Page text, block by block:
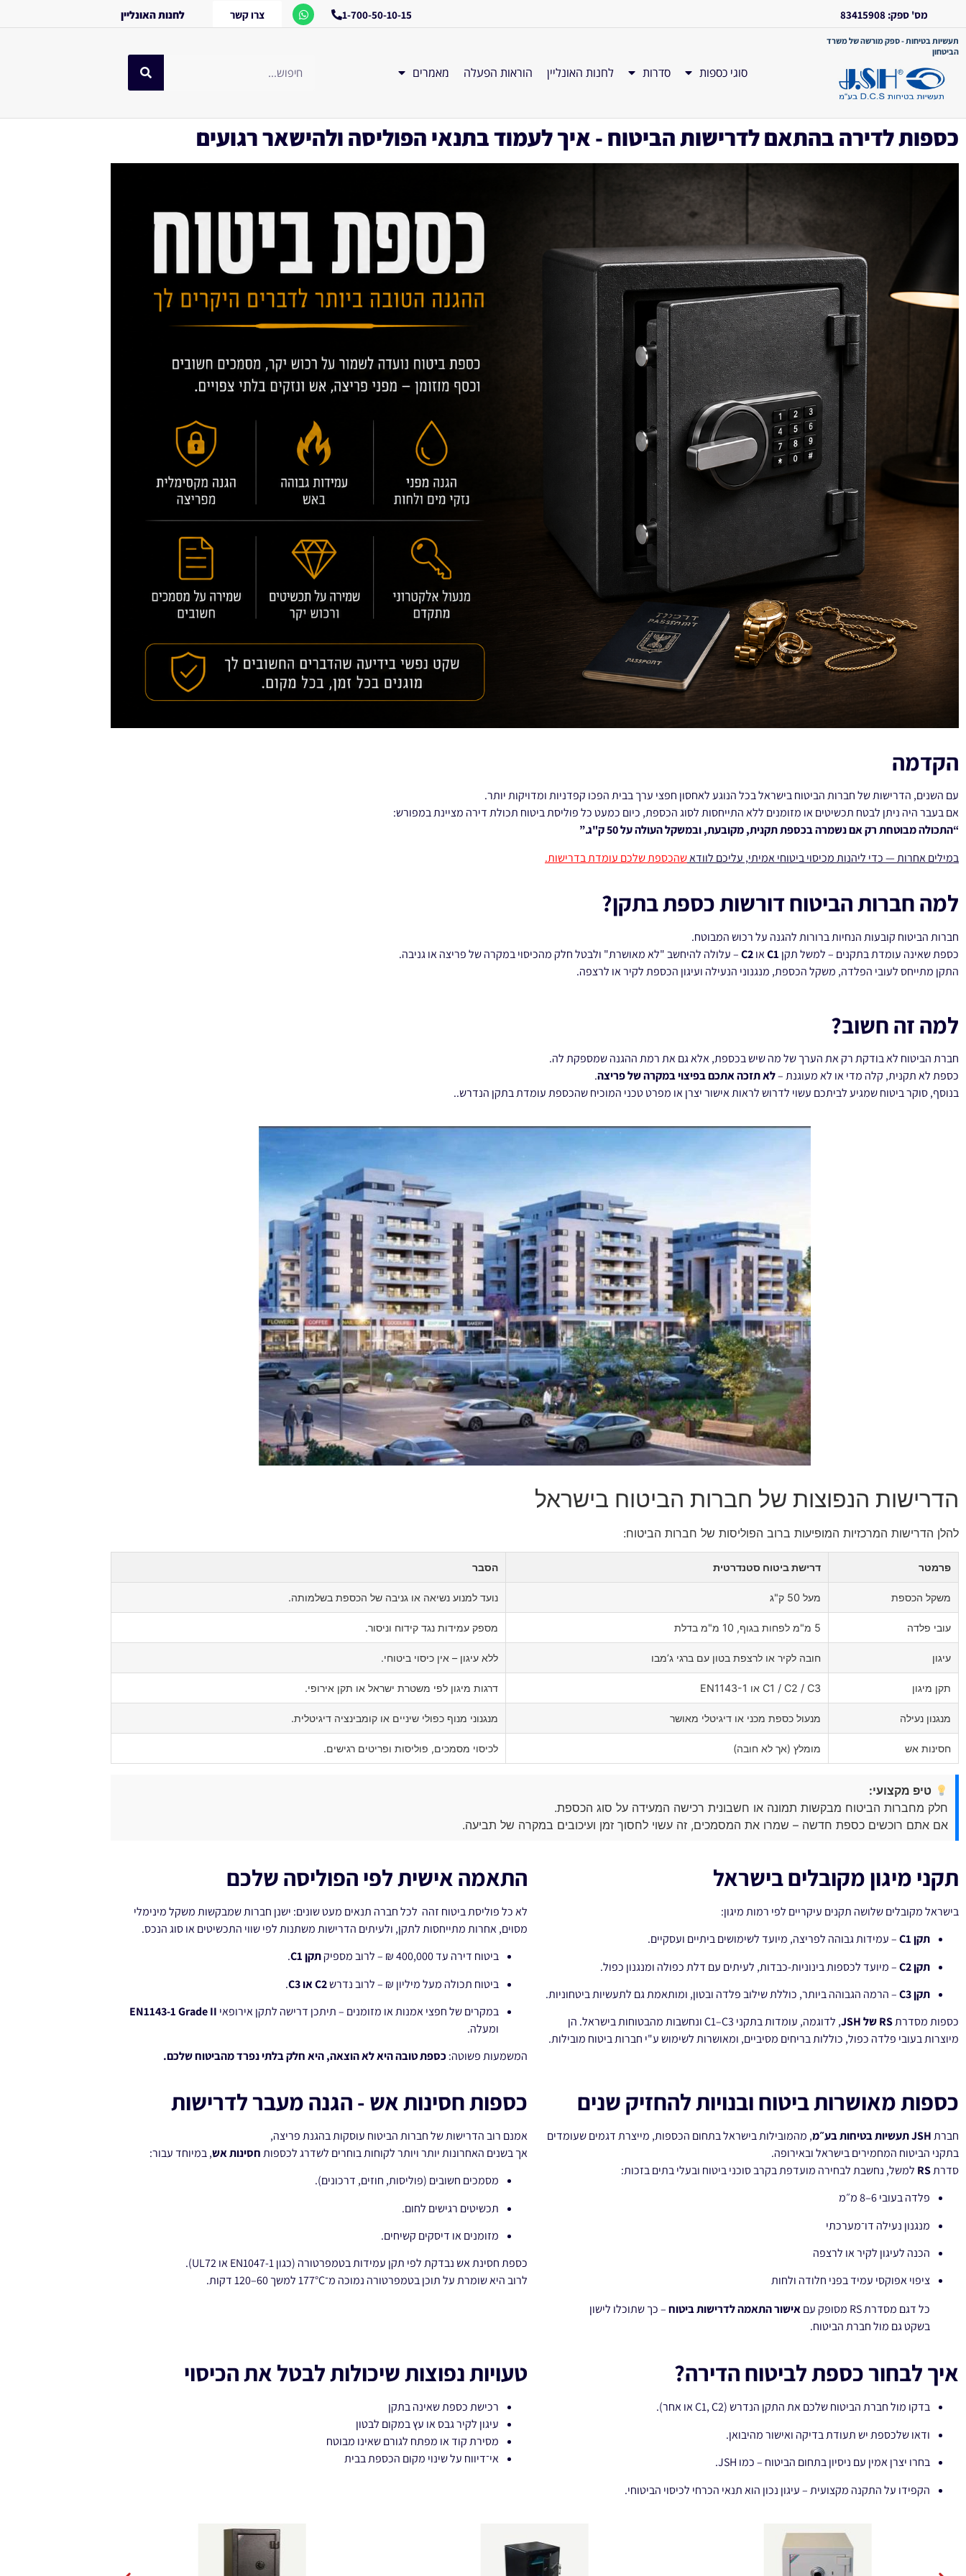
מס' ספק: 83415908 1-700-50-10-15 צרו קשר לחנות האונליין
תעשיות בטיחות - ספק מורשה של משרד
הביטחון
סוגי כספות סדרות לחנות האונליין הוראות הפעלה מאמרים
כספות לדירה בהתאם לדרישות הביטוח - איך לעמוד בתנאי הפוליסה ולהישאר רגועים
הקדמה
עם השנים, הדרישות של חברות הביטוח בישראל בכל הנוגע לאחסון חפצי ערך בבית הפכו קפדניות ומדויקות יותר.
אם בעבר היה ניתן לבטח תכשיטים או מזומנים ללא התייחסות לסוג הכספת, כיום כמעט כל פוליסת ביטוח תכולת דירה מציינת במפורש:
“התכולה מבוטחת רק אם נשמרה בכספת תקנית, מקובעת, ובמשקל העולה על 50 ק"ג.”
במילים אחרות — כדי ליהנות מכיסוי ביטוחי אמיתי, עליכם לוודאשהכספת שלכם עומדת בדרישות.
למה חברות הביטוח דורשות כספת בתקן?
חברות הביטוח קובעות הנחיות ברורות להגנה על רכוש המבוטח.
כספת שאינה עומדת בתקנים – למשל תקן C1אוC2– עלולה להיחשב "לא מאושרת" ולבטל חלק מהכיסוי במקרה של פריצה או גניבה.
התקן מתייחס לעובי הפלדה, משקל הכספת, מנגנוני הנעילה ועיגון הכספת לקיר או לרצפה.
למה זה חשוב?
חברת הביטוח לא בודקת רק את הערך של מה שיש בכספת, אלא גם את רמת ההגנה שמספקת לה.
כספת לא תקנית, קלה מדי או לא מעוגנת –לא תזכה אתכם בפיצוי במקרה של פריצה.
בנוסף, סוקר ביטוח שמגיע לביתכם עשוי לדרוש לראות אישור יצרן או מפרט טכני המוכיח שהכספת עומדת בתקן הנדרש..
הדרישות הנפוצות של חברות הביטוח בישראל
להלן הדרישות המרכזיות המופיעות ברוב הפוליסות של חברות הביטוח:
פרמטר דרישת ביטוח סטנדרטית הסבר
משקל הכספת מעל 50 ק"ג נועד למנוע נשיאה או גניבה של הכספת בשלמותה.
עובי פלדה 5 מ"מ לפחות בגוף, 10 מ"מ בדלת מספק עמידות נגד קידוח וניסור.
עיגון חובה לקיר או לרצפת בטון עם ברגי ג’מבו ללא עיגון – אין כיסוי ביטוחי.
תקן מיגון C1 / C2 / C3 או EN1143-1 דרגות מיגון לפי משטרת ישראל או תקן אירופי.
מנגנון נעילה מנעול כספת מכני או דיגיטלי מאושר מנגנוני מנוף כפולי שיניים או קומבינציה דיגיטלית.
חסינות אש מומלץ (אך לא חובה) לכיסוי מסמכים, פוליסות ופריטים רגישים.
טיפ מקצועי:
חלק מחברות הביטוח מבקשות תמונה או חשבונית רכישה המעידה על סוג הכספת.
אם אתם רוכשים כספת חדשה – שמרו את המסמכים, זה עשוי לחסוך זמן ועיכובים במקרה של תביעה.
תקני מיגון מקובלים בישראל
בישראל מקובלים שלושה תקנים עיקריים לפי רמות מיגון:
תקן C1
– עמידות גבוהה לפריצה, מיועד לשימושים ביתיים ועסקיים.
תקן C2
– מיועד לכספות בינוניות-כבדות, לעיתים עם דלת כפולה ומנגנון כפול.
תקן C3
– הרמה הגבוהה ביותר, כוללת שילוב פלדה ובטון, ומותאמת גם לתעשיות ביטחוניות.
כספות מסדרתRS של JSH
, לדוגמה, עומדות בתקני C1–C3 ונחשבות מהבטוחות בישראל. הן
מיוצרות בעובי פלדה כפול, כוללות בריחים מסיביים, ומאושרות לשימוש ע"י חברות ביטוח מובילות.
התאמה אישית לפי הפוליסה שלכם
לא כל פוליסת ביטוח זהה לכל חברה תנאים מעט שונים: ישנן חברות שמבקשות משקל מינימלי
מסוים, אחרות מתייחסות לתקן, ולעיתים הדרישות משתנות לפי שווי התכשיטים או סוג הנכס.
ביטוח דירה עד 400,000 ₪ – לרוב מספיק
תקן C1
.
ביטוח תכולה מעל מיליון ₪ – לרוב נדרשC2 או C3
.
במקרים של חפצי אמנות או מזומנים – תיתכן דרישה לתקן אירופאי EN1143-1 Grade II
ומעלה.
המשמעות פשוטה:כספת טובה היא לא הוצאה, היא חלק בלתי נפרד מהביטוח שלכם.
כספות מאושרות ביטוח ובנויות להחזיק שנים
חברתJSH תעשיות בטיחות בע״מ
, מהמובילות בישראל בתחום הכספות, מייצרת דגמים שעומדים
בתקני הביטוח המחמירים בישראל ובאירופה.
סדרתRS למשל, נחשבת לבחירה מועדפת בקרב סוכני ביטוח ובעלי בתים בזכות:
פלדה בעובי 6–8 מ״מ
מנגנון נעילה דו־מערכתי
הכנה לעיגון לקיר או לרצפה
ציפוי אפוקסי עמיד בפני חלודה ולחות
כל דגם מסדרת RS מסופק עם
אישור התאמה לדרישות ביטוח– כך שתוכלו לישון
בשקט גם מול חברת הביטוח.
כספות חסינות אש - הגנה מעבר לדרישות
אמנם רוב הדרישות של חברות הביטוח עוסקות בהגנת פריצה,
אך בשנים האחרונות יותר ויותר לקוחות בוחרים לשדרג לכספותחסינות אש, במיוחד עבור:
מסמכים חשובים (פוליסות, חוזים, דרכונים).
תכשיטים רגישים לחום.
מזומנים או דיסקים קשיחים.
כספת חסינת אש נבדקת לפי תקן עמידות בטמפרטורה (כגון EN1047-1 או UL72).
לרוב היא שומרת על תוכן בטמפרטורה נמוכה מ־177°C למשך 60–120 דקות.
איך לבחור כספת לביטוח הדירה?
בדקו מול חברת הביטוח שלכם את התקן הנדרש (C1, C2 או אחר).
ודאו שלכספת יש תעודת בדיקה ואישור מהיבואן.
בחרו יצרן אמין עם ניסיון בתחום הביטוח – כמו JSH.
הקפידו על התקנה מקצועית – עיגון נכון הוא תנאי הכרחי לכיסוי הביטוחי.
טעויות נפוצות שיכולות לבטל את הכיסוי
רכישת כספת שאינה בתקן
עיגון לקיר גבס או עץ במקום לבטון
מסירת קוד או מפתח לגורם שאינו מבוטח
אי־דיווח על שינוי מקום הכספת בבית